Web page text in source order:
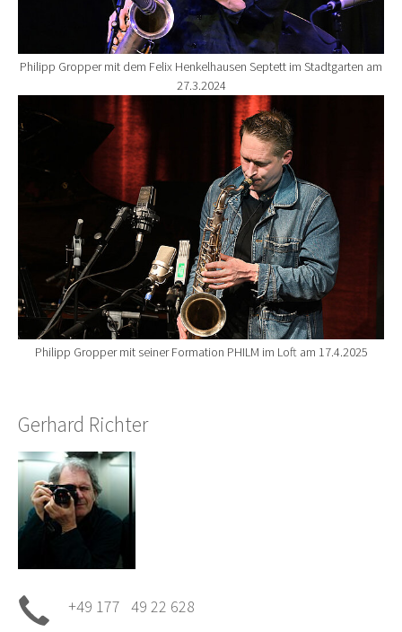
Philipp Gropper mit dem Felix Henkelhausen Septett im Stadtgarten am
27.3.2024
Show larger version for:
Philipp Gropper mit seiner Formation PHILM im Loft am 17.4.2025
Gerhard Richter
+49 177 49 22 628